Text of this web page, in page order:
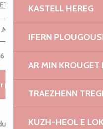
KASTELL HEREG
IFERN
AR MIN KROUGET
TRAEZHENN
KUZH-HEOL E
08
par email